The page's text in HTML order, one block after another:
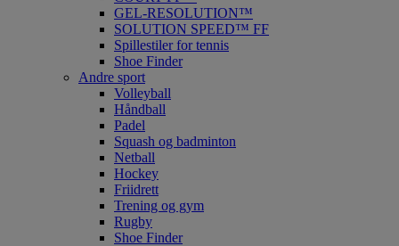
GEL-RESOLUTION™
SOLUTION SPEED™ FF
Spillestiler for tennis
Shoe Finder
Andre sport
Volleyball
Håndball
Padel
Squash og badminton
Netball
Hockey
Friidrett
Trening og gym
Rugby
Shoe Finder